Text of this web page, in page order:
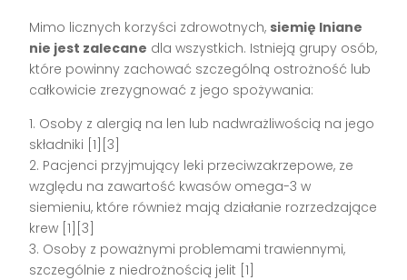
Mimo licznych korzyści zdrowotnych, siemię lniane
nie jest zalecane dla wszystkich. Istnieją grupy osób,
które powinny zachować szczególną ostrożność lub
całkowicie zrezygnować z jego spożywania:
1. Osoby z alergią na len lub nadwrażliwością na jego
składniki [1][3]
2. Pacjenci przyjmujący leki przeciwzakrzepowe, ze
względu na zawartość kwasów omega-3 w
siemieniu, które również mają działanie rozrzedzające
krew [1][3]
3. Osoby z poważnymi problemami trawiennymi,
szczególnie z niedrożnością jelit [1]